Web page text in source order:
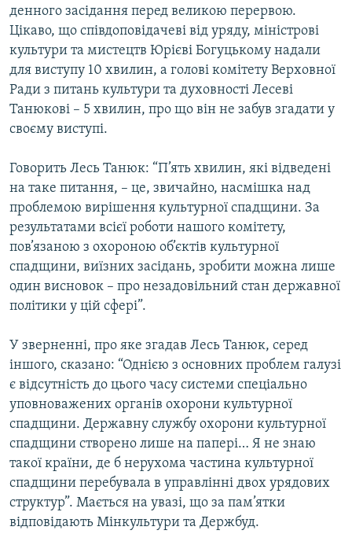
денного засідання перед великою перервою.
Цікаво, що співдоповідачеві від уряду, міністрові
культури та мистецтв Юрієві Богуцькому надали
для виступу 10 хвилин, а голові комітету Верховної
Ради з питань культури та духовності Лесеві
Танюкові – 5 хвилин, про що він не забув згадати у
своєму виступі.
Говорить Лесь Танюк: “П’ять хвилин, які відведені
на таке питання, – це, звичайно, насмішка над
проблемою вирішення культурної спадщини. За
результатами всієї роботи нашого комітету,
пов’язаною з охороною об’єктів культурної
спадщини, виїзних засідань, зробити можна лише
один висновок – про незадовільний стан державної
політики у цій сфері”.
У зверненні, про яке згадав Лесь Танюк, серед
іншого, сказано: “Однією з основних проблем галузі
є відсутність до цього часу системи спеціально
уповноважених органів охорони культурної
спадщини. Державну службу охорони культурної
спадщини створено лише на папері… Я не знаю
такої країни, де б нерухома частина культурної
спадщини перебувала в управлінні двох урядових
структур”. Мається на увазі, що за пам’ятки
відповідають Мінкультури та Держбуд.